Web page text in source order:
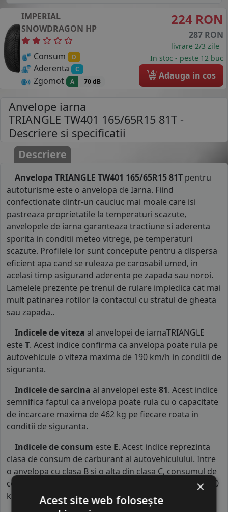
IMPERIAL
SNOWDRAGON HP
Consum D
Aderenta C
Zgomot A 70 dB
224 RON
287 RON
livrare 2/3 zile
In stoc - peste 12 buc
4 Adauga in cos
Anvelope iarna
TRIANGLE TW401 165/65R15 81T -
Descriere si specificatii
Descriere
Anvelopa TRIANGLE TW401 165/65R15 81T pentru
autoturisme este o anvelopa de Iarna. Fiind
confectionate dintr-un cauciuc mai moale care isi
pastreaza proprietatile la temperaturi scazute,
anvelopele de iarna garanteaza tractiune si aderenta
sporita in conditii meteo vitrege, pe temperaturi
scazute. Profilele lor sunt concepute pentru a dispersa
eficient apa cand se ruleaza pe carosabil umed, in
acelasi timp asigurand aderenta pe zapada sau noroi.
Lamelele prezente pe trenul de rulare impiedica cat mai
mult patinarea rotilor la contactul cu stratul de gheata
sau zapada..
Indicele de viteza al anvelopei de iarnaTRIANGLE
este T. Acest indice confirma ca anvelopa poate rula pe
autovehicule o viteza maxima de 190 km/h in conditii de
siguranta.
Indicele de sarcina al anvelopei este 81. Acest indice
semnifica faptul ca anvelopa poate rula cu o capacitate
de incarcare maxima de 462 kg pe fiecare roata in
conditii de siguranta.
Indicele de consum este E. Acest indice reprezinta
clasa de consum de carburant al autovehiculului. Intre
o anvelopa cu clasa B si o alta din clasa C, consumul de
combustibil creste cu aproximativ 1 litru la fiecare 1000
km parcursi.
×
Acest site web folosește